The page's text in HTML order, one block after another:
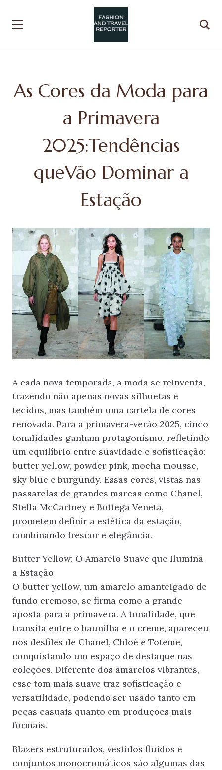
As Cores da Moda para
a Primavera
2025:Tendências
queVão Dominar a
Estação
A cada nova temporada, a moda se reinventa,
trazendo não apenas novas silhuetas e
tecidos, mas também uma cartela de cores
renovada. Para a primavera-verão 2025, cinco
tonalidades ganham protagonismo, refletindo
um equilíbrio entre suavidade e sofisticação:
butter yellow, powder pink, mocha mousse,
sky blue e burgundy. Essas cores, vistas nas
passarelas de grandes marcas como Chanel,
Stella McCartney e Bottega Veneta,
prometem definir a estética da estação,
combinando frescor e elegância.
Butter Yellow: O Amarelo Suave que Ilumina
a Estação
O butter yellow, um amarelo amanteigado de
fundo cremoso, se firma como a grande
aposta para a primavera. A tonalidade, que
transita entre o baunilha e o creme, apareceu
nos desfiles de Chanel, Chloé e Toteme,
conquistando um espaço de destaque nas
coleções. Diferente dos amarelos vibrantes,
esse tom mais suave traz sofisticação e
versatilidade, podendo ser usado tanto em
peças casuais quanto em produções mais
formais.
Blazers estruturados, vestidos fluidos e
conjuntos monocromáticos são algumas das